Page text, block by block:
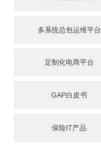
多系统总包运维平台
定制化电商平台
GAP白皮书
保险IT产品